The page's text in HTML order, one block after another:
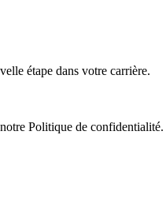
étape dans votre carrière.
Politique de confidentialité.